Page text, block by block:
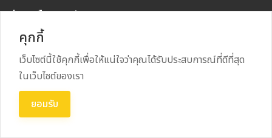
ช่วยเหลือและสนับสนุน
บล็อก
ข้อความรับรอง
คำถามที่พบบ่อย
ความคิดเห็น
ติดต่อ
คุกกี้
เว็บไซต์นี้ใช้คุกกี้เพื่อให้แน่ใจว่าคุณได้รับประสบการณ์ที่ดีที่สุด
ในเว็บไซต์ของเรา
ยอมรับ